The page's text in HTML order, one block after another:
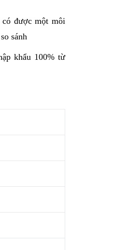
được một môi
sánh
khẩu 100% từ